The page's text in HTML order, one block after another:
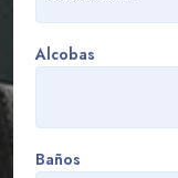
Alcobas
Baños